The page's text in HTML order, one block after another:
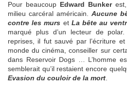
Pour beaucoup Edward Bunkerest,
milieu carcéral américain. Aucune
contre les murs et La bête au
marqué plus d’un lecteur de
reprises, il fut sauvé par l’écriture
monde du cinéma, conseiller sur
dans Reservoir Dogs … L’homme
semblerait qu’il restaient encore
Evasion du couloir de la mort